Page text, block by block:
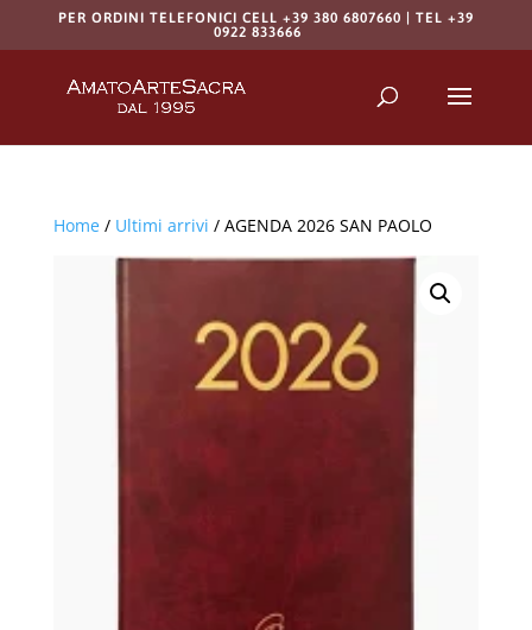
PER ORDINI TELEFONICI CELL +39 380 6807660 | TEL +39
0922 833666
Home/ Ultimi arrivi / AGENDA 2026 SAN PAOLO